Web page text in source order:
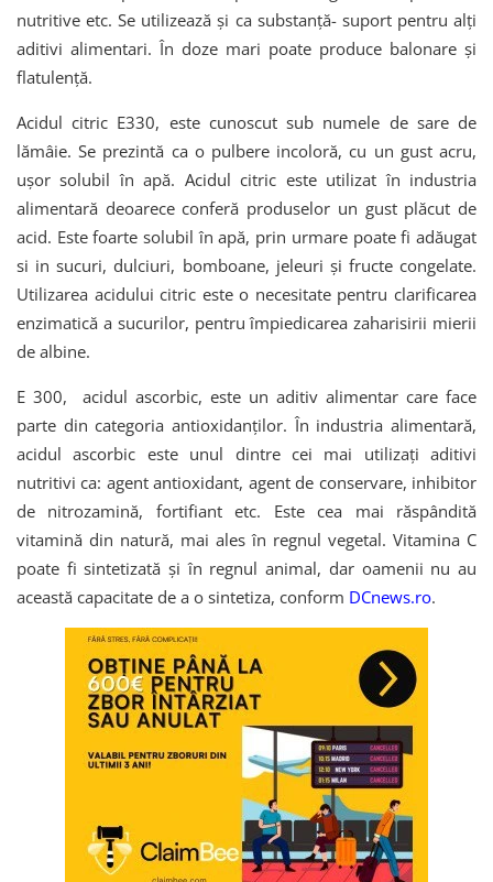
nutritive etc. Se utilizează şi ca substanţă- suport pentru alţi
aditivi alimentari. În doze mari poate produce balonare şi
flatulenţă.
Acidul citric E330, este cunoscut sub numele de sare de
lămâie. Se prezintă ca o pulbere incoloră, cu un gust acru,
ușor solubil în apă. Acidul citric este utilizat în industria
alimentară deoarece conferă produselor un gust plăcut de
acid. Este foarte solubil în apă, prin urmare poate fi adăugat
si in sucuri, dulciuri, bomboane, jeleuri și fructe congelate.
Utilizarea acidului citric este o necesitate pentru clarificarea
enzimatică a sucurilor, pentru împiedicarea zaharisirii mierii
de albine.
E 300, acidul ascorbic, este un aditiv alimentar care face
parte din categoria antioxidanților. În industria alimentară,
acidul ascorbic este unul dintre cei mai utilizați aditivi
nutritivi ca: agent antioxidant, agent de conservare, inhibitor
de nitrozamină, fortifiant etc. Este cea mai răspândită
vitamină din natură, mai ales în regnul vegetal. Vitamina C
poate fi sintetizată și în regnul animal, dar oamenii nu au
această capacitate de a o sintetiza, conform DCnews.ro.